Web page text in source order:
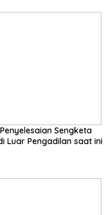
Luar Pengadilan saat ini